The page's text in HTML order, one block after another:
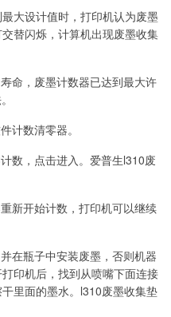
大设计值时，打印机认为废墨
替闪烁，计算机出现废墨收集
命，废墨计数器已达到最大许
计数清零器。
数，点击进入。爱普生l310废
新开始计数，打印机可以继续
在瓶子中安装废墨，否则机器
印机后，找到从喷嘴下面连接
里面的墨水。l310废墨收集垫